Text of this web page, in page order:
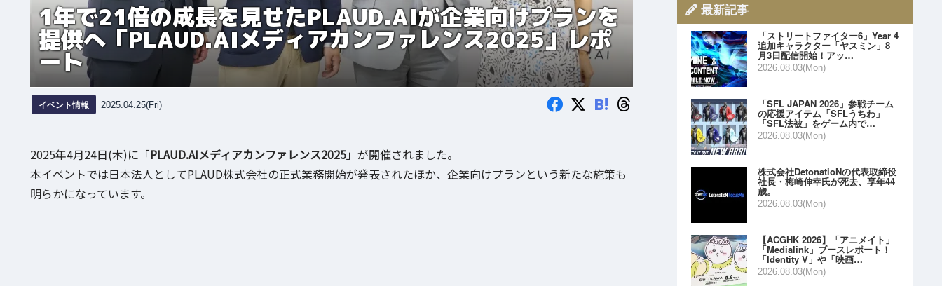
1年で21倍の成長を見せたPLAUD.AIが企業向けプランを
提供へ「PLAUD.AIメディアカンファレンス2025」レポ
ート
イベント情報 2025.04.25(Fri) B!
2025年4月24日(木)に「PLAUD.AIメディアカンファレンス2025」が開催されました。
本イベントでは日本法人としてPLAUD株式会社の正式業務開始が発表されたほか、企業向けプランという新たな施策も
明らかになっています。
最新記事
「ストリートファイター6」Year 4
追加キャラクター「ヤスミン」8
月3日配信開始！アッ…
2026.08.03(Mon)
「SFL JAPAN 2026」参戦チーム
の応援アイテム「SFLうちわ」
「SFL法被」をゲーム内で…
2026.08.03(Mon)
株式会社DetonatioNの代表取締役
社長・梅崎伸幸氏が死去、享年44
歳。
2026.08.03(Mon)
【ACGHK 2026】「アニメイト」
「Medialink」ブースレポート！
「Identity V」や「映画…
2026.08.03(Mon)